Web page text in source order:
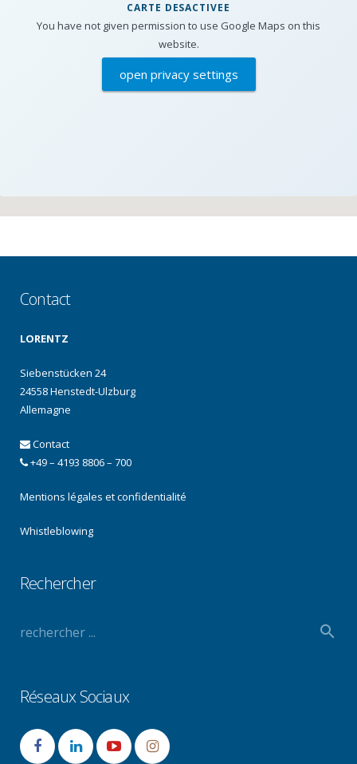
CARTE DESACTIVEE
You have not given permission to use Google Maps on this
website.
open privacy settings
Contact
LORENTZ
Siebenstücken 24
24558 Henstedt-Ulzburg
Allemagne
Contact
+49 – 4193 8806 – 700
Mentions légales et confidentialité
Whistleblowing
Rechercher
Réseaux Sociaux